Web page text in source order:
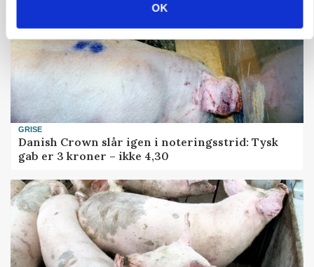
OK
GRISE
Danish Crown slår igen i noteringsstrid: Tysk
gab er 3 kroner – ikke 4,30